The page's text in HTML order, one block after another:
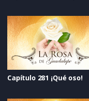
Capítulo 281 ¡Qué oso!